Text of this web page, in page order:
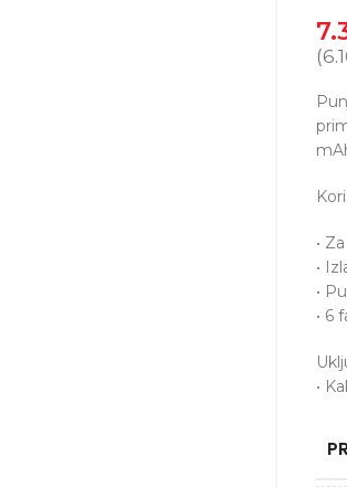
(
•
•
•
• 6
•